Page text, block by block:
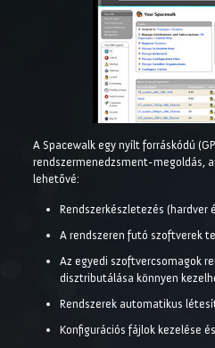
A Spacewalk egy nyílt forráskódú
rendszermenedzsment-megoldás,
lehetővé:
Rendszerkészletezés (hardver
A rendszeren futó szoftverek
Az egyedi szoftvercsomagok
disztributálása könnyen
Rendszerek automatikus
Konfigurációs fájlok kezelése